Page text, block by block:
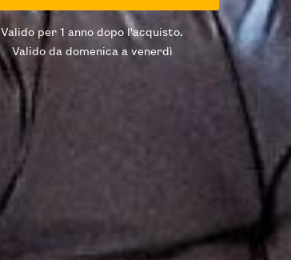
Valido per 1 anno dopo l'acquisto.
Valido da domenica a venerdì